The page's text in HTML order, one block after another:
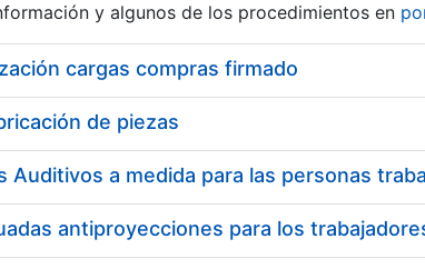
y algunos de los procedimientos en
cargas compras firmado
de piezas